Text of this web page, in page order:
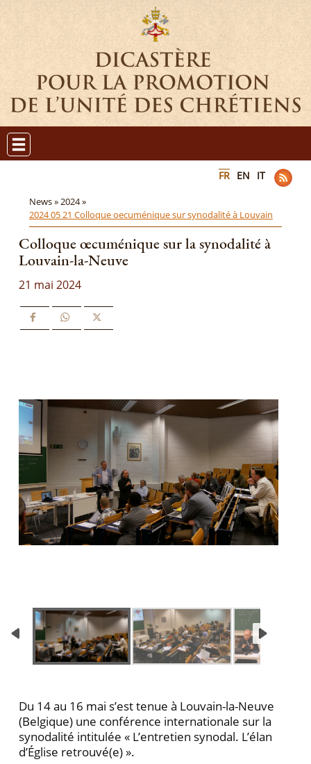
FR EN IT
News »2024 »
2024 05 21 Colloque oecuménique sur synodalité à Louvain
Colloque œcuménique sur la synodalité à
Louvain-la-Neuve
21 mai 2024
Du 14 au 16 mai s’est tenue à Louvain-la-Neuve
(Belgique) une conférence internationale sur la
synodalité intitulée « L’entretien synodal. L’élan
d’Église retrouvé(e) ».